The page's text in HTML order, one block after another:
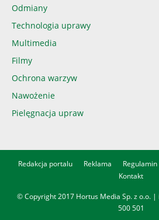
Odmiany
Technologia uprawy
Multimedia
Filmy
Ochrona warzyw
Nawożenie
Pielęgnacja upraw
Redakcja portalu Reklama Regulamin
Kontakt
© Copyright 2017 Hortus Media Sp. z o.o.
500 501